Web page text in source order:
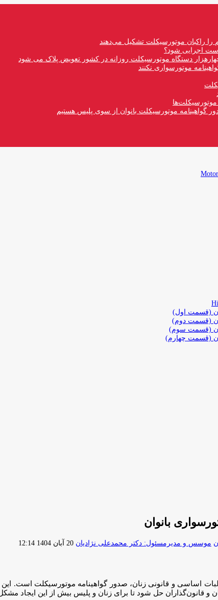
است اجرایی شود؟
دستگاه موتورسیکلت روزانه در کشور تعویض پلاک می شود
موتورسواری نکنند
گواهینامه موتورسیکلت بانوان از سوی پلیس هستیم
(قسمت اول)
(قسمت دوم)
(قسمت سوم)
(قسمت چهارم)
بانوان
موسس و مدیرمسئول: دکتر محمدعلی نژادیان ارسال
20 آبان 1404 12:14
اساسی و قانونی زنان، صدور گواهینامه موتورسیکلت
و قانون‌گذاران حل شود تا برای زنان و پلیس بیش از این ایجاد